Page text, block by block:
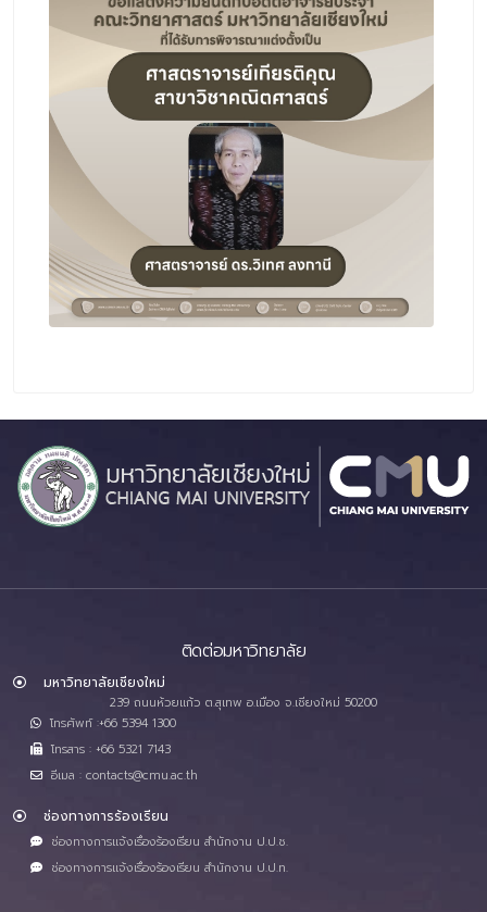
ติดต่อมหาวิทยาลัย
มหาวิทยาลัยเชียงใหม่
239 ถนนห้วยแก้ว ต.สุเทพ อ.เมือง จ.เชียงใหม่ 50200
โทรศัพท์ :+66 5394 1300
โทรสาร : +66 5321 7143
อีเมล : contacts@cmu.ac.th
ช่องทางการร้องเรียน
ช่องทางการแจ้งเรื่องร้องเรียน สำนักงาน ป.ป.ช.
ช่องทางการแจ้งเรื่องร้องเรียน สำนักงาน ป.ป.ท.